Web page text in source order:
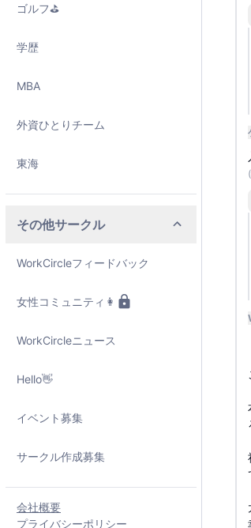
ゴルフ⛳️
学歴
MBA
外資ひとりチーム
東海
その他サークル
WorkCircleフィードバック
女性コミュニティ👩
WorkCircleニュース
Hello👋
イベント募集
サークル作成募集
会社概要
プライバシーポリシー